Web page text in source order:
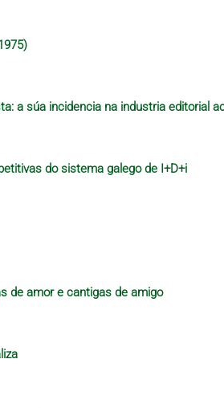
a súa incidencia na industria editorial
do sistema galego de I+D+i
de amor e cantigas de amigo